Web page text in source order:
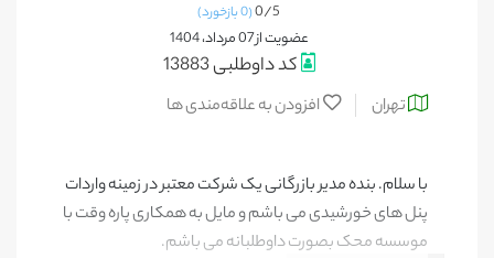
0/5 (0 بازخورد)
عضویت از 07 مرداد، 1404
کد داوطلبی 13883
تهران افزودن به علاقه‌مندی ها
با سلام. بنده مدیر بازرگانی یک شرکت معتبر در زمینه واردات
پنل های خورشیدی می باشم و مایل به همکاری پاره وقت با
موسسه محک بصورت داوطلبانه می باشم.